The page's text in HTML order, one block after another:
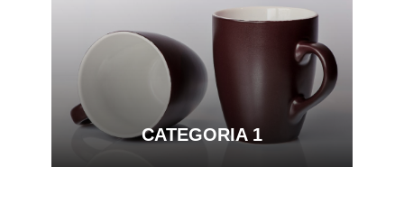
CATEGORIA 1